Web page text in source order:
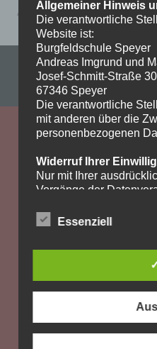
Aufgaben-GL-II
Impressum &
WordPress-Theme:
Allgemeiner Hinweis
Die verantwortliche
Website ist:
Burgfeldschule Speyer
Andreas Imgrund und
Josef-Schmitt-Straße 30
67346 Speyer
Die verantwortliche
mit anderen über die
personenbezogenen
Widerruf Ihrer
Nur mit Ihrer
Vorgänge der
Widerruf genügt eine
Recht auf
Aufsichtsbehörde
Als Betroffener steht
der zuständigen
Aufsichtsbehörde
Essenziell